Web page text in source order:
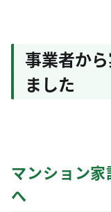
事業者か
ました
マンション
へ